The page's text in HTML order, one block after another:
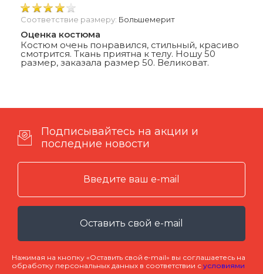
Соответствие размеру: Большемерит
Оценка костюма
Костюм очень понравился, стильный, красиво
смотрится. Ткань приятна к телу. Ношу 50
размер, заказала размер 50. Великоват.
Подписывайтесь на акции и
последние новости
Оставить свой e-mail
Нажимая на кнопку «Оставить свой e-mail» вы соглашаетесь на
обработку персональных данных в соответствии с условиями